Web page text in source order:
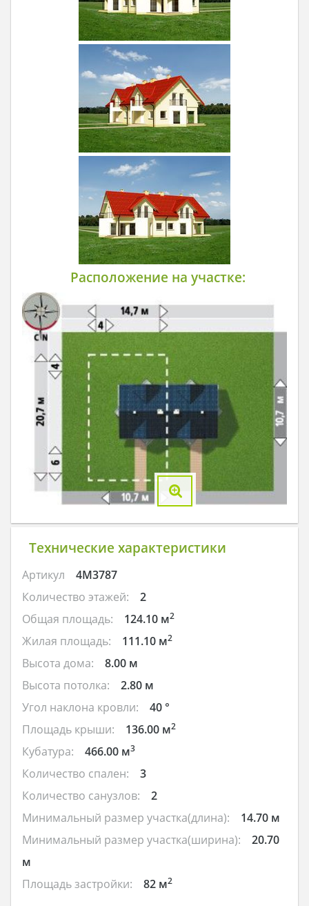
Расположение на участке:
Технические характеристики
Артикул
4M3787
Количество этажей:
2
Общая площадь:
124.10 м2
Жилая площадь: 111.10 м2
Высота дома:
8.00 м
Высота потолка:
2.80 м
Угол наклона кровли:
40 °
Площадь крыши:
136.00 м2
Кубатура: 466.00 м3
Количество спален:
3
Количество санузлов:
2
Минимальный размер участка(длина):
14.70 м
Минимальный размер участка(ширина):
20.70
м
Площадь застройки:
82 м2